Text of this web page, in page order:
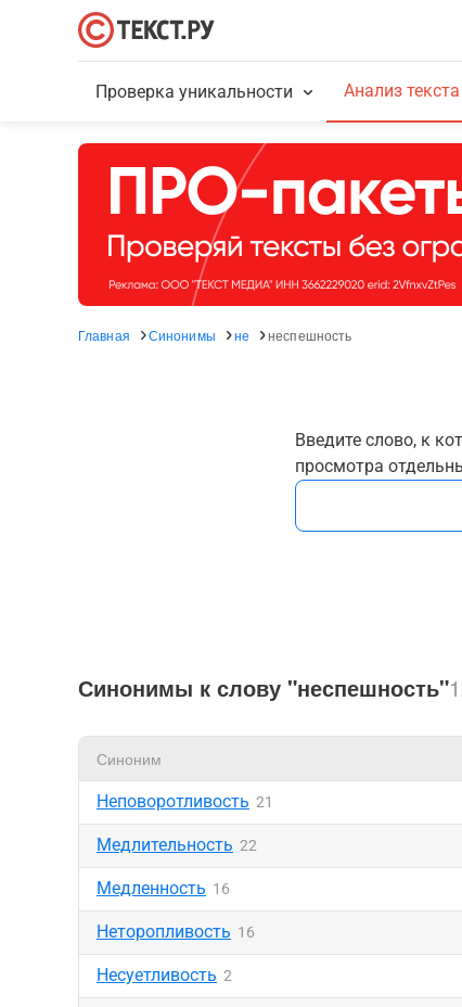
Проверка уникальности Анализ текста
Главная Синонимы не неспешность
Введите слово, к
просмотра
Синонимы к слову "неспешность"
Синоним
Неповоротливость 21
Медлительность 22
Медленность 16
Неторопливость 16
Несуетливость 2